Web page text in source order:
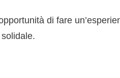
di fare